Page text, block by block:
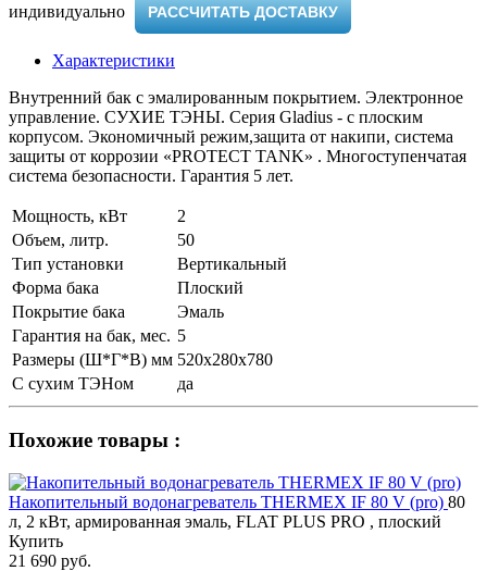
индивидуально ​
РАССЧИТАТЬ ДОСТАВКУ
Характеристики
Внутренний бак с эмалированным покрытием. Электронное
управление. СУХИЕ ТЭНЫ. Серия Gladius - с плоским
корпусом. Экономичный режим,защита от накипи, система
защиты от коррозии «PROTECT TANK» . Многоступенчатая
система безопасности. Гарантия 5 лет.
Мощность, кВт
2
Объем, литр.
50
Тип установки
Вертикальный
Форма бака
Плоский
Покрытие бака
Эмаль
Гарантия на бак, мес. 5
Размеры (Ш*Г*В) мм 520x280x780
С сухим ТЭНом
да
Похожие товары :
Накопительный водонагреватель THERMEX IF 80 V (pro) 80
л, 2 кВт, армированная эмаль, FLAT PLUS PRO , плоский
Купить
21 690 руб.